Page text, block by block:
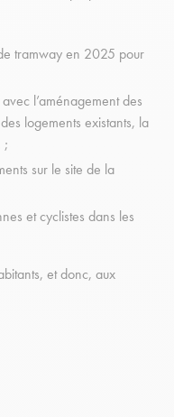
tramway en 2025 pour
l’aménagement des
logements existants, la
;
sur le site de la
et cyclistes dans les
et donc, aux